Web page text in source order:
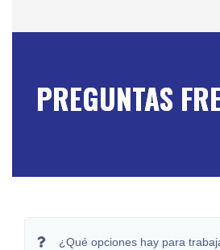
PREGUNTAS
¿Qué opciones hay para